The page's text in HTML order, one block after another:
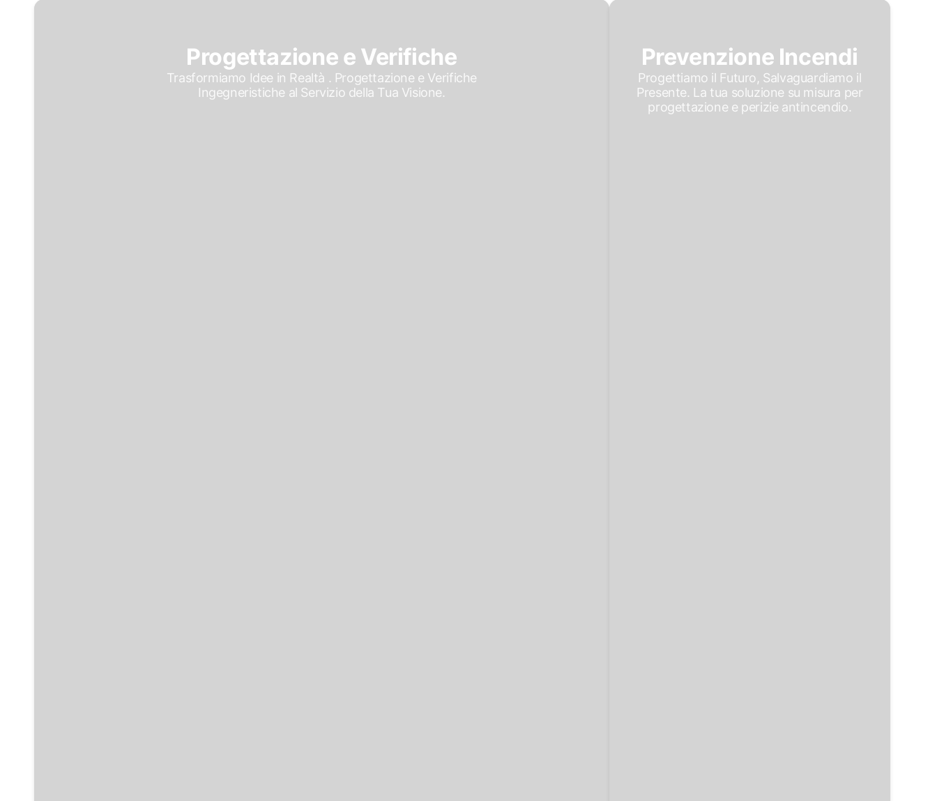
Progettazione e Verifiche
Trasformiamo Idee in Realtà . Progettazione e Verifiche
Ingegneristiche al Servizio della Tua Visione.
Prevenzione Incendi
Progettiamo il Futuro, Salvaguardiamo il
Presente. La tua soluzione su misura per
progettazione e perizie antincendio.